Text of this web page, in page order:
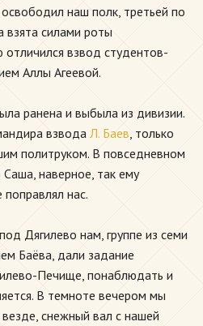
наш полк, третьей по
взята силами роты
взвод студентов-
Аллы Агеевой.
ранена и выбыла из дивизии.
взвода Л. Баев, только
политруком. В повседневном
наверное, так ему
поправлял нас.
Дягилево нам, группе из семи
Баёва, дали задание
Печище, понаблюдать и
В темноте вечером мы
снежный вал с нашей